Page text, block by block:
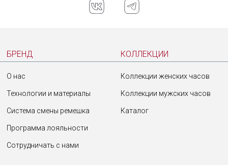
БРЕНД КОЛЛЕКЦИИ
О нас
Технологии и материалы
Система смены ремешка
Программа лояльности
Сотрудничать с нами
Коллекции женских часов
Коллекции мужских часов
Каталог